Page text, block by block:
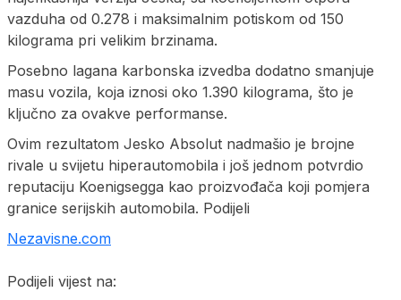
vazduha od 0.278 i maksimalnim potiskom od 150
kilograma pri velikim brzinama.
Posebno lagana karbonska izvedba dodatno smanjuje
masu vozila, koja iznosi oko 1.390 kilograma, što je
ključno za ovakve performanse.
Ovim rezultatom Jesko Absolut nadmašio je brojne
rivale u svijetu hiperautomobila i još jednom potvrdio
reputaciju Koenigsegga kao proizvođača koji pomjera
granice serijskih automobila. Podijeli
Nezavisne.com
Podijeli vijest na: